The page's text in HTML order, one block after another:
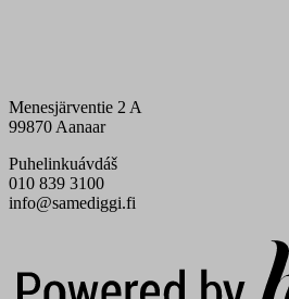
Menesjärventie 2 A
99870 Aanaar
Puhelinkuávdáš
010 839 3100
info@samediggi.fi